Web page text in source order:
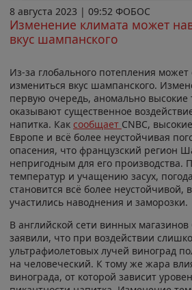
8 августа 2023 | 09:52 ФОБОС
Изменение климата может
вкус шампанского
Из-за глобального потепления
измениться вкус шампанского.
первую очередь, аномально высокие
оказывают существенное
напитка. Как сообщает CNBC,
Европе и всё более неустойчивая
опасения, что французский регион
непригодным для его производства.
температур и учащению засух,
становится всё более неустойчивой,
участились наводнения и заморозки.
В английской сети винных
заявили, что при воздействии
ультрафиолетовых лучей виноград
на человеческий. К тому же жара
винограда, от которой зависит